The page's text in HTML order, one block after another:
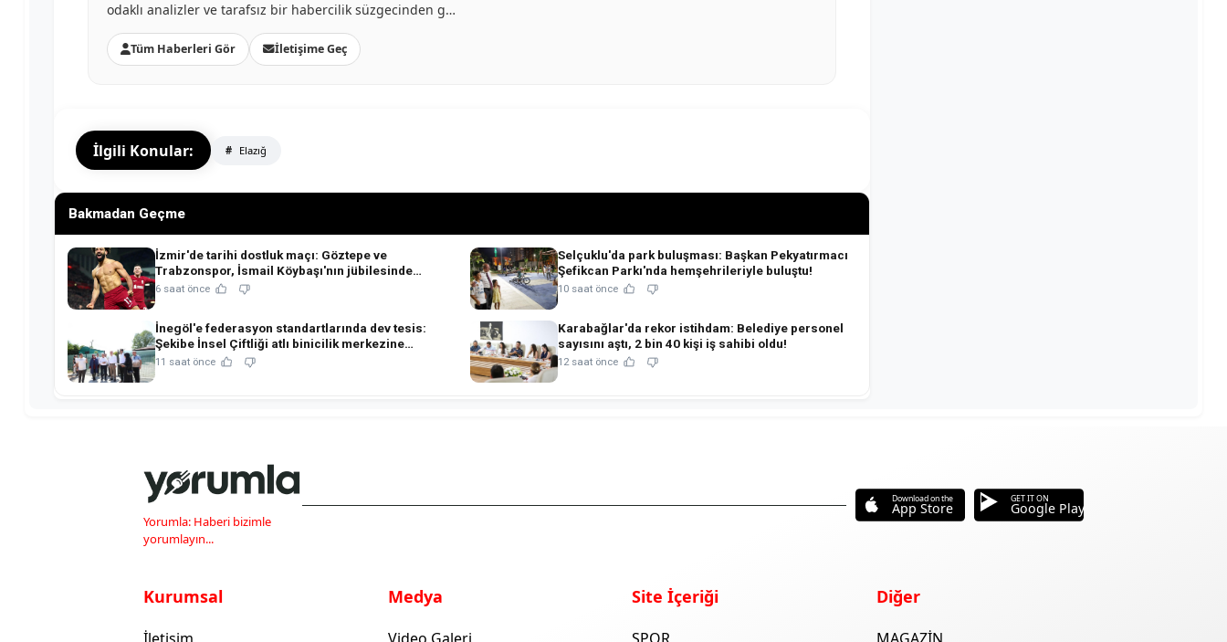
odaklı analizler ve tarafsız bir habercilik süzgecinden g…
Tüm Haberleri Gör İletişime Geç
İlgili Konular: Elazığ
Bakmadan Geçme
İzmir'de tarihi dostluk maçı: Göztepe ve
Trabzonspor, İsmail Köybaşı'nın jübilesinde
buluşuyor!
6 saat önce
Selçuklu'da park buluşması: Başkan Pekyatırmacı
Şefikcan Parkı'nda hemşehrileriyle buluştu!
10 saat önce
İnegöl'e federasyon standartlarında dev tesis:
Şekibe İnsel Çiftliği atlı binicilik merkezine
dönüşüyor!
11 saat önce
Karabağlar'da rekor istihdam: Belediye personel
sayısını aştı, 2 bin 40 kişi iş sahibi oldu!
12 saat önce
Yorumla: Haberi bizimle
yorumlayın...
Download on the
App Store
GET IT ON
Google Play
Kurumsal Medya Site İçeriği Diğer